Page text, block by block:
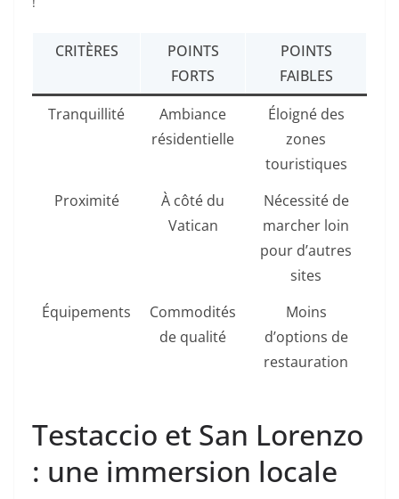
CRITÈRES
POINTS
FORTS
POINTS
FAIBLES
Tranquillité
Ambiance
résidentielle
Éloigné des
zones
touristiques
Proximité
À côté du
Vatican
Nécessité de
marcher loin
pour d’autres
sites
Équipements
Commodités
de qualité
Moins
d’options de
restauration
Testaccio et San Lorenzo
: une immersion locale